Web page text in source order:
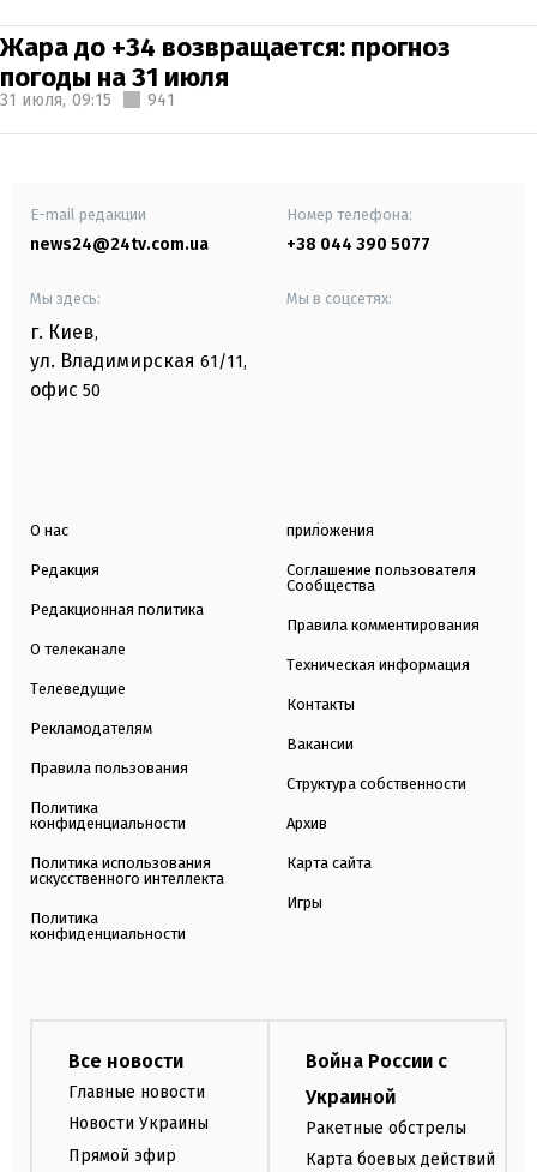
Жара до +34 возвращается: прогноз
погоды на 31 июля
31 июля, 09:15 941
E-mail редакции
news24@24tv.com.ua
Номер телефона:
+38 044 390 5077
Мы здесь:
г. Киев,
ул. Владимирская 61/11,
офис 50
Мы в соцсетях:
О нас
Редакция
Редакционная политика
О телеканале
Телеведущие
Рекламодателям
Правила пользования
Политика
конфиденциальности
Политика использования
искусственного интеллекта
Политика
конфиденциальности
приложения
Соглашение пользователя
Сообщества
Правила комментирования
Техническая информация
Контакты
Вакансии
Структура собственности
Архив
Карта сайта
Игры
Все новости
Главные новости
Новости Украины
Прямой эфир
Война России с
Украиной
Ракетные обстрелы
Карта боевых действий